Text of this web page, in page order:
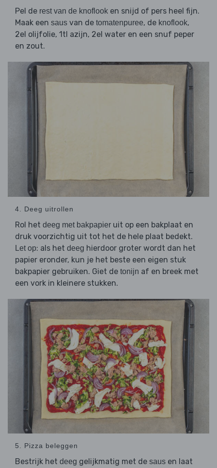
Pel de rest van de knoflook en snijd of pers heel fijn.
Maak een saus van de tomatenpuree, de knoflook,
2el olijfolie, 1tl azijn, 2el water en een snuf peper
en zout.
4. Deeg uitrollen
Rol het deeg met bakpapier uit op een bakplaat en
druk voorzichtig uit tot het de hele plaat bedekt.
Let op: als het deeg hierdoor groter wordt dan het
papier eronder, kun je het beste een eigen stuk
bakpapier gebruiken. Giet de tonijn af en breek met
een vork in kleinere stukken.
5. Pizza beleggen
Bestrijk het deeg gelijkmatig met de saus en laat